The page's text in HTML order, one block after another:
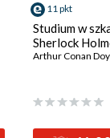
11 pkt
Studium w
Sherlock
Arthur Conan